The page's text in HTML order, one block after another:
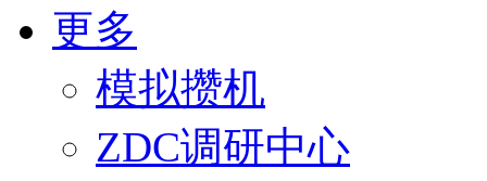
更多
模拟攒机
ZDC调研中心